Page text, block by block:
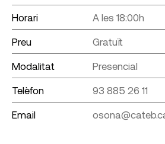
Horari A les 18:00h
Preu Gratuït
Modalitat Presencial
Telèfon 93 885 26 11
Email